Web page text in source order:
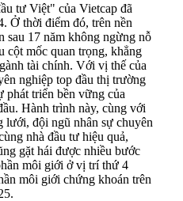
tư Việt" của Vietcap đã
Ở thời điểm đó, trên nền
sau 17 năm không ngừng nỗ
cột mốc quan trọng, khẳng
tài chính. Với vị thế của
nghiệp top đầu thị trường
phát triển bền vững của
Hành trình này, cùng với
lưới, đội ngũ nhân sự chuyên
nhà đầu tư hiệu quả,
gặt hái được nhiều bước
môi giới ở vị trí thứ 4
môi giới chứng khoán trên